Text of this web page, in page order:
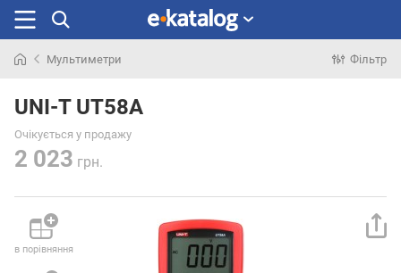
раніше
Мультиметри Фільтр
UNI-T UT58A
Очікується у продажу
2 023 грн.
в порівняння